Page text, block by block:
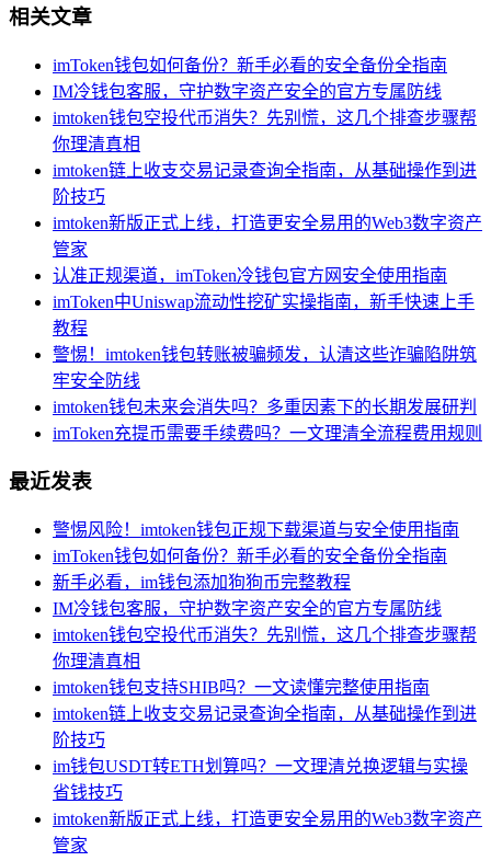
相关文章
imToken钱包如何备份？新手必看的安全备份全指南
IM冷钱包客服，守护数字资产安全的官方专属防线
imtoken钱包空投代币消失？先别慌，这几个排查步骤帮
你理清真相
imtoken链上收支交易记录查询全指南，从基础操作到进
阶技巧
imtoken新版正式上线，打造更安全易用的Web3数字资产
管家
认准正规渠道，imToken冷钱包官方网安全使用指南
imToken中Uniswap流动性挖矿实操指南，新手快速上手
教程
警惕！imtoken钱包转账被骗频发，认清这些诈骗陷阱筑
牢安全防线
imtoken钱包未来会消失吗？多重因素下的长期发展研判
imToken充提币需要手续费吗？一文理清全流程费用规则
最近发表
警惕风险！imtoken钱包正规下载渠道与安全使用指南
imToken钱包如何备份？新手必看的安全备份全指南
新手必看，im钱包添加狗狗币完整教程
IM冷钱包客服，守护数字资产安全的官方专属防线
imtoken钱包空投代币消失？先别慌，这几个排查步骤帮
你理清真相
imtoken钱包支持SHIB吗？一文读懂完整使用指南
imtoken链上收支交易记录查询全指南，从基础操作到进
阶技巧
im钱包USDT转ETH划算吗？一文理清兑换逻辑与实操
省钱技巧
imtoken新版正式上线，打造更安全易用的Web3数字资产
管家